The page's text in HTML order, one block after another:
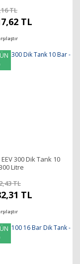
TL
TL
300 Dik Tank 10
Litre
TL
TL